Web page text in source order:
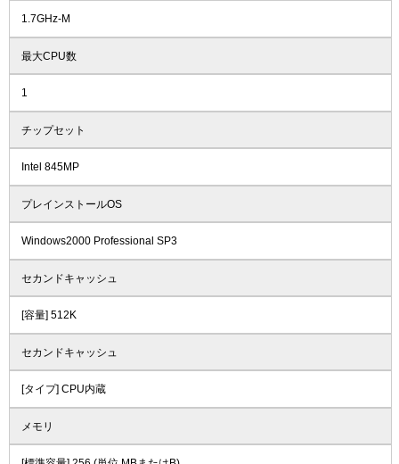
1.7GHz-M
最大CPU数
1
チップセット
Intel 845MP
プレインストールOS
Windows2000 Professional SP3
セカンドキャッシュ
[容量] 512K
セカンドキャッシュ
[タイプ] CPU内蔵
メモリ